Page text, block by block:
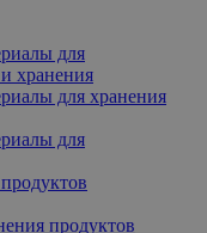
для
хранения
для хранения
для
продуктов